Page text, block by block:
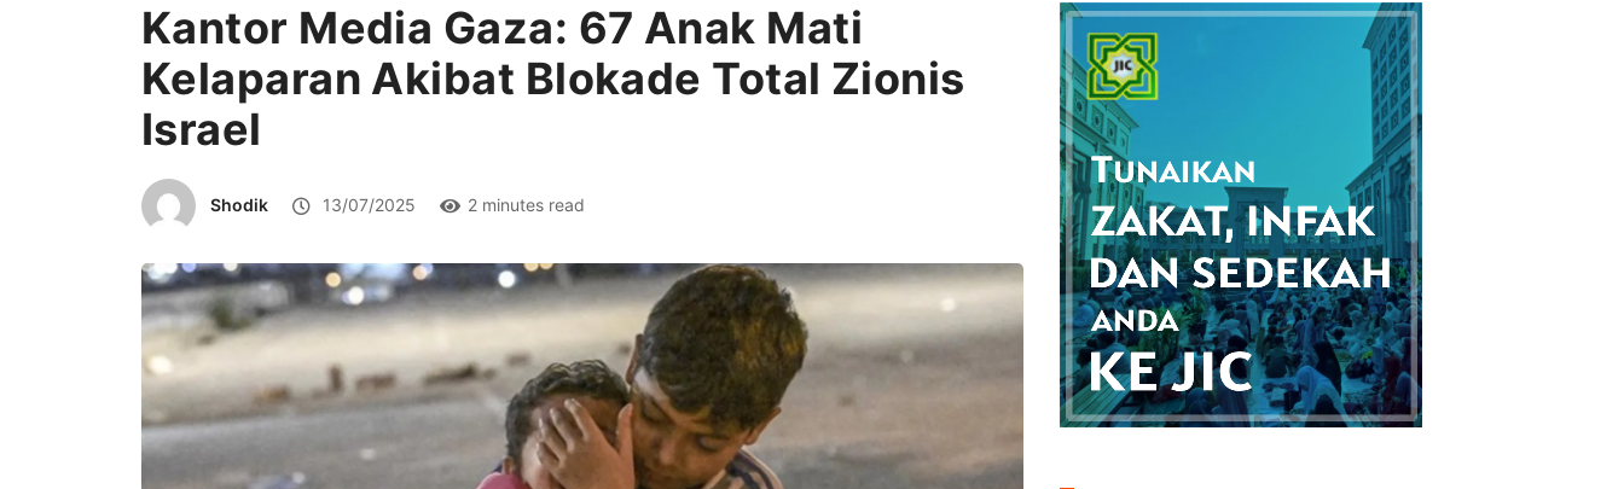
Kantor Media Gaza: 67 Anak Mati
Kelaparan Akibat Blokade Total Zionis
Israel
Shodik 13/07/2025 2 minutes read